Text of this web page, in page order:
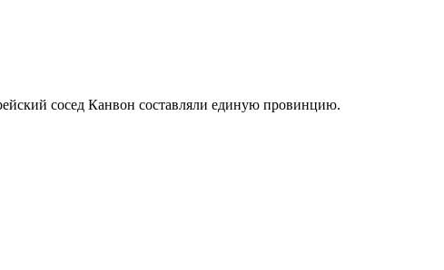
сосед Канвон составляли единую провинцию.